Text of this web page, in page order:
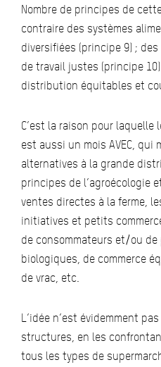
Nombre de principes de
contraire des systèmes
diversifiées (principe 9) ;
de travail justes (principe
distribution équitables et
C’est la raison pour laquelle
est aussi un mois AVEC, qui
alternatives à la grande
principes de l’agroécologie
ventes directes à la ferme,
initiatives et petits
de consommateurs et/ou
biologiques, de commerce
de vrac, etc.
L’idée n’est évidemment
structures, en les
tous les types de